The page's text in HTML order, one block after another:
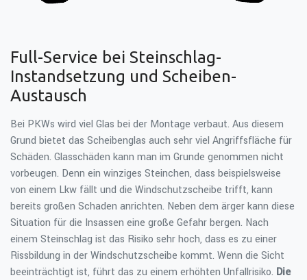
Full-Service bei Steinschlag-
Instandsetzung und Scheiben-
Austausch
Bei PKWs wird viel Glas bei der Montage verbaut. Aus diesem
Grund bietet das Scheibenglas auch sehr viel Angriffsfläche für
Schäden. Glasschäden kann man im Grunde genommen nicht
vorbeugen. Denn ein winziges Steinchen, dass beispielsweise
von einem Lkw fällt und die Windschutzscheibe trifft, kann
bereits großen Schaden anrichten. Neben dem ärger kann diese
Situation für die Insassen eine große Gefahr bergen. Nach
einem Steinschlag ist das Risiko sehr hoch, dass es zu einer
Rissbildung in der Windschutzscheibe kommt. Wenn die Sicht
beeinträchtigt ist, führt das zu einem erhöhten Unfallrisiko. Die